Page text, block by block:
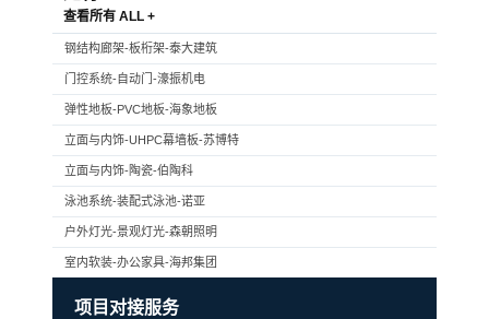
查看所有 ALL +
钢结构廊架-板桁架-泰大建筑
门控系统-自动门-濠振机电
弹性地板-PVC地板-海象地板
立面与内饰-UHPC幕墙板-苏博特
立面与内饰-陶瓷-伯陶科
泳池系统-装配式泳池-诺亚
户外灯光-景观灯光-森朝照明
室内软装-办公家具-海邦集团
项目对接服务